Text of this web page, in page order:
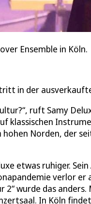
Ensemble in Köln.
in der
ruft Samy
klassischen
Norden, der
etwas ruhiger.
verlor
2“ wurde das
In Köln